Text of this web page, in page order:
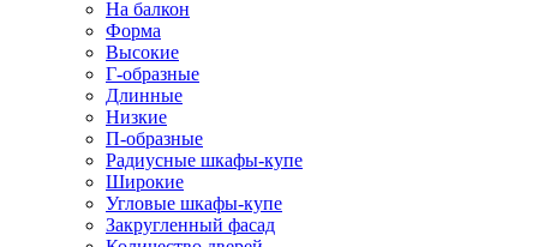
На балкон
Форма
Высокие
Г-образные
Длинные
Низкие
П-образные
Радиусные шкафы-купе
Широкие
Угловые шкафы-купе
Закругленный фасад